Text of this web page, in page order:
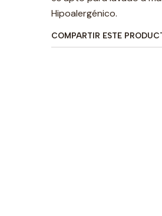
Hipoalergénico.
COMPARTIR ESTE